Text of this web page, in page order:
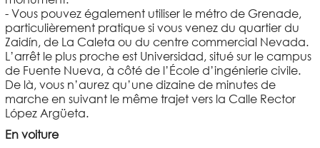
- Vous pouvez également utiliser le métro de Grenade,
particulièrement pratique si vous venez du quartier du
Zaidín, de La Caleta ou du centre commercial Nevada.
L’arrêt le plus proche est Universidad, situé sur le campus
de Fuente Nueva, à côté de l’École d’ingénierie civile.
De là, vous n’aurez qu’une dizaine de minutes de
marche en suivant le même trajet vers la Calle Rector
López Argüeta.
En voiture